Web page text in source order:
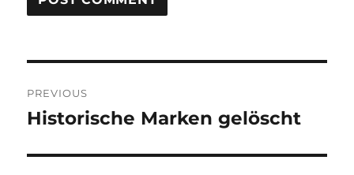
navigation
PREVIOUS
Previous
Historische Marken gelöscht